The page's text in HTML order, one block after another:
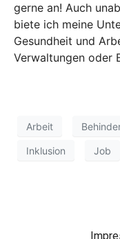
gerne an! Auch
biete ich meine
Gesundheit und
Verwaltungen oder
Arbeit
Inklusion Job